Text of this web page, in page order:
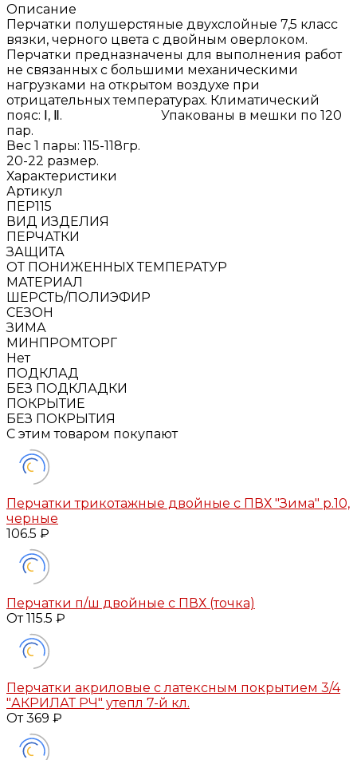
Описание
Перчатки полушерстяные двухслойные 7,5 класс
вязки, черного цвета с двойным оверлоком.
Перчатки предназначены для выполнения работ
не связанных с большими механическими
нагрузками на открытом воздухе при
отрицательных температурах. Климатический
пояс: Ⅰ, Ⅱ. Упакованы в мешки по 120
пар.
Вес 1 пары: 115-118гр.
20-22 размер.
Характеристики
Артикул
ПЕР115
ВИД ИЗДЕЛИЯ
ПЕРЧАТКИ
ЗАЩИТА
ОТ ПОНИЖЕННЫХ ТЕМПЕРАТУР
МАТЕРИАЛ
ШЕРСТЬ/ПОЛИЭФИР
СЕЗОН
ЗИМА
МИНПРОМТОРГ
Нет
ПОДКЛАД
БЕЗ ПОДКЛАДКИ
ПОКРЫТИЕ
БЕЗ ПОКРЫТИЯ
С этим товаром покупают
Перчатки трикотажные двойные с ПВХ "Зима" р.10,
черные
106.5 ₽
Перчатки п/ш двойные с ПВХ (точка)
От 115.5 ₽
Перчатки акриловые с латексным покрытием 3/4
"АКРИЛАТ РЧ" утепл 7-й кл.
От 369 ₽